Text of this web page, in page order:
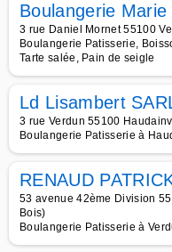
Boulangerie
3 rue Daniel Mornet 55100
Boulangerie Patisserie,
Tarte salée, Pain de seigle
Ld Lisambert
3 rue Verdun 55100
Boulangerie Patisserie à
RENAUD
53 avenue 42ème Division
Bois)
Boulangerie Patisserie à